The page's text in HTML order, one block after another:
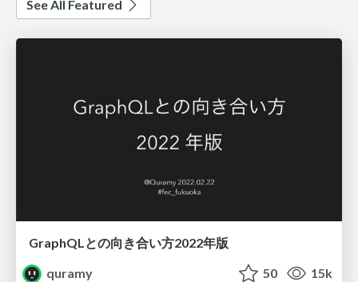
See All Featured
GraphQLとの向き合い方2022年版
quramy
50 15k